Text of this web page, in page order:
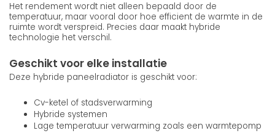
Het rendement wordt niet alleen bepaald door de
temperatuur, maar vooral door hoe efficient de warmte in de
ruimte wordt verspreid. Precies daar maakt hybride
technologie het verschil.
Geschikt voor elke installatie
Deze hybride paneelradiator is geschikt voor:
Cv-ketel of stadsverwarming
Hybride systemen
Lage temperatuur verwarming zoals een warmtepomp